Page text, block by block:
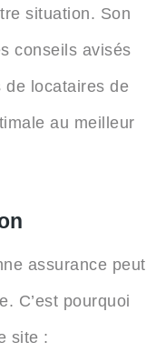
situation. Son
conseils avisés
de locataires de
au meilleur
assurance peut
C’est pourquoi
site :